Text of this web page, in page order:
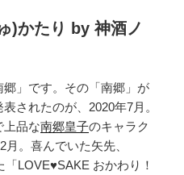
)かたり by 神酒ノ
」です。その「南郷」が
されたのが、2020年7月。
上品な南郷皇子のキャラク
。喜んでいた矢先、
「LOVE♥SAKE おかわり！